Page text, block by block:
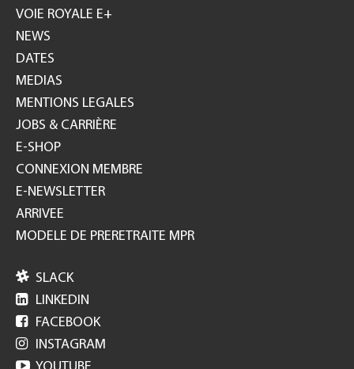
GH
VOIE ROYALE E+
NEWS
DATES
MEDIAS
MENTIONS LEGALES
JOBS & CARRIÈRE
E-SHOP
CONNEXION MEMBRE
E-NEWSLETTER
ARRIVEE
MODELE DE PRERETRAITE MPR
 SLACK
 LINKEDIN
 FACEBOOK
 INSTAGRAM
